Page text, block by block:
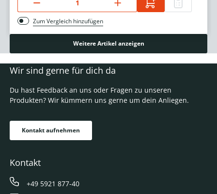
Zum Vergleich hinzufügen
Weitere Artikel anzeigen
Wir sind gerne für dich da
Du hast Feedback an uns oder Fragen zu unseren
Produkten? Wir kümmern uns gerne um dein Anliegen.
Kontakt aufnehmen
Kontakt
+49 5921 877-40